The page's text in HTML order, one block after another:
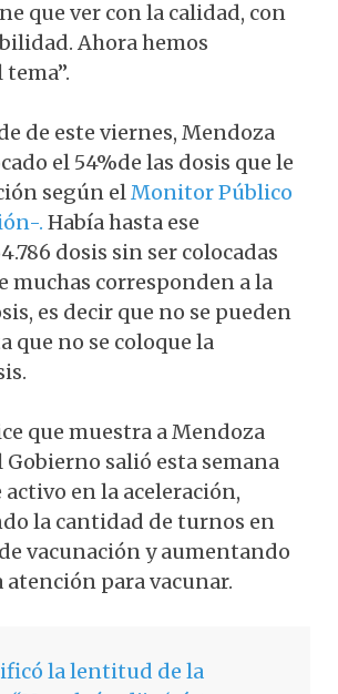
que ver con la calidad, con
Ahora hemos
de este viernes, Mendoza
el 54%de las dosis que le
según elMonitor Público
. Había hasta ese
dosis sin ser colocadas
muchas corresponden a la
es decir que no se pueden
que no se coloque la
que muestra a Mendoza
Gobierno salió esta semana
activo en la aceleración,
la cantidad de turnos en
vacunación y aumentando
atención para vacunar.
la lentitud de la